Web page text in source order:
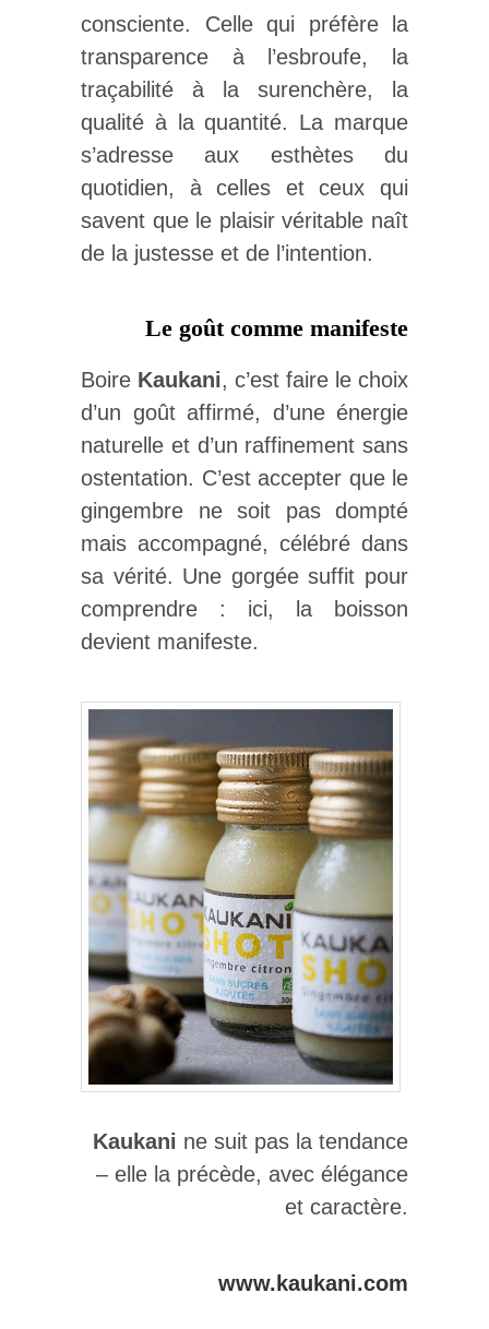
consciente. Celle qui préfère la
transparence à l’esbroufe, la
traçabilité à la surenchère, la
qualité à la quantité. La marque
s’adresse aux esthètes du
quotidien, à celles et ceux qui
savent que le plaisir véritable naît
de la justesse et de l’intention.
Le goût comme manifeste
Boire Kaukani, c’est faire le choix
d’un goût affirmé, d’une énergie
naturelle et d’un raffinement sans
ostentation. C’est accepter que le
gingembre ne soit pas dompté
mais accompagné, célébré dans
sa vérité. Une gorgée suffit pour
comprendre : ici, la boisson
devient manifeste.
Kaukani ne suit pas la tendance
– elle la précède, avec élégance
et caractère.
www.kaukani.com